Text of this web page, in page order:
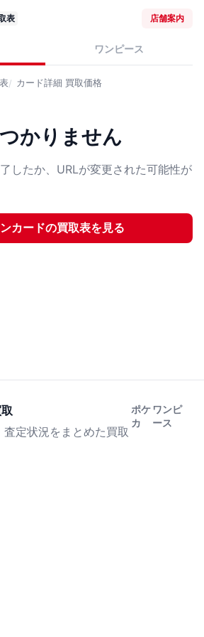
表 店舗案内
ワンピース
カード詳細 買取価格
かりません
したか、URLが変更された可能性が
カードの買取表を見る
定状況をまとめた買取
ポケ
カ
ワンピ
ース